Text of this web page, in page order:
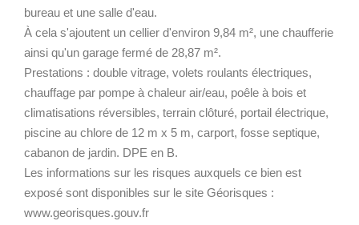
bureau et une salle d'eau.
À cela s'ajoutent un cellier d'environ 9,84 m², une chaufferie
ainsi qu'un garage fermé de 28,87 m².
Prestations : double vitrage, volets roulants électriques,
chauffage par pompe à chaleur air/eau, poêle à bois et
climatisations réversibles, terrain clôturé, portail électrique,
piscine au chlore de 12 m x 5 m, carport, fosse septique,
cabanon de jardin. DPE en B.
Les informations sur les risques auxquels ce bien est
exposé sont disponibles sur le site Géorisques :
www.georisques.gouv.fr